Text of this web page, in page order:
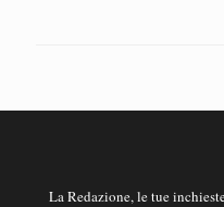
La Redazione, le tue